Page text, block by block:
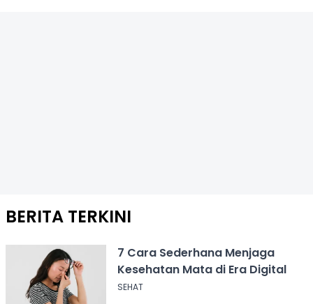
BERITA TERKINI
7 Cara Sederhana Menjaga
Kesehatan Mata di Era Digital
SEHAT